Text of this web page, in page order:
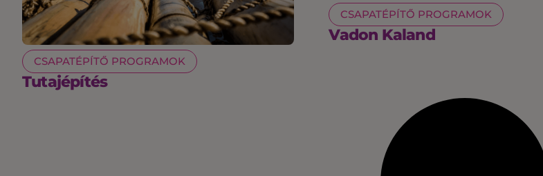
CSAPATÉPÍTŐ PROGRAMOK
Tutajépítés
CSAPATÉPÍTŐ PROGRAMOK
Vadon Kaland